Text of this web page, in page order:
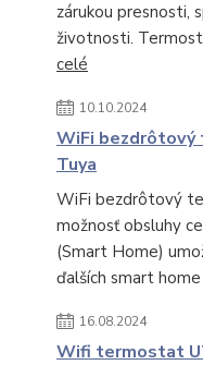
zárukou presnosti,
životnosti.
celé
10.10.2024
WiFi
Tuya
WiFi bezdrôtový
možnosť obsluhy
(Smart Home)
ďalších smart home
16.08.2024
Wifi termostat